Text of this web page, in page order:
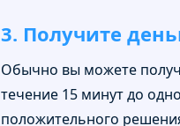
3. Получите
Обычно вы можете
течение 15 минут до
положительного